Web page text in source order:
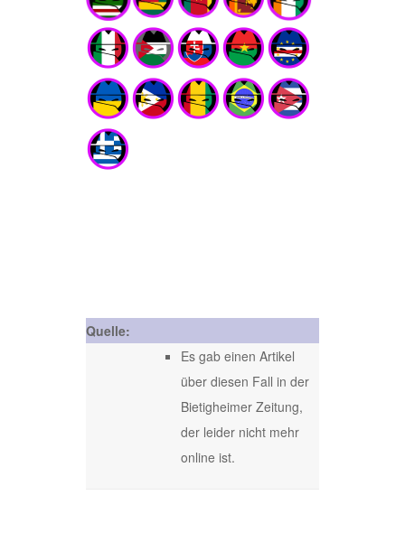
Quelle:
Es gab einen Artikel
über diesen Fall in der
Bietigheimer Zeitung,
der leider nicht mehr
online ist.